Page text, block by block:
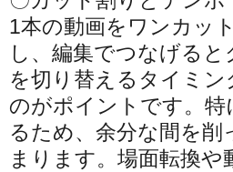
1本の動画をワンカッ
し、編集でつなげる
を切り替えるタイミ
のがポイントです。
るため、余分な間を
まります。場面転換